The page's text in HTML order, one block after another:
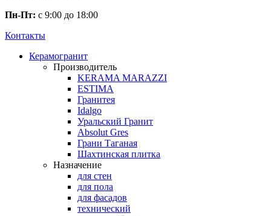
Пн-Пт: с 9:00 до 18:00
Контакты
Керамогранит
Производитель
KERAMA MARAZZI
ESTIMA
Гранитея
Idalgo
Уральский Гранит
Absоlut Gres
Грани Таганая
Шахтинская плитка
Назначение
для стен
для пола
для фасадов
технический